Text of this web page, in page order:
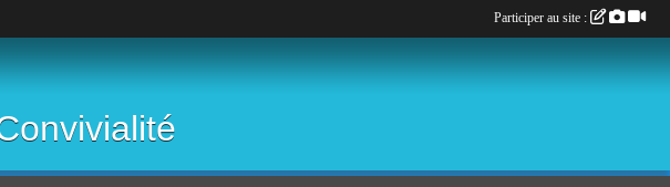
Participer au site :